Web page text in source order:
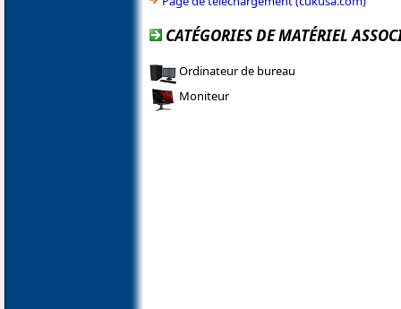
CATÉGORIES DE MATÉRIEL
Ordinateur de bureau
Moniteur